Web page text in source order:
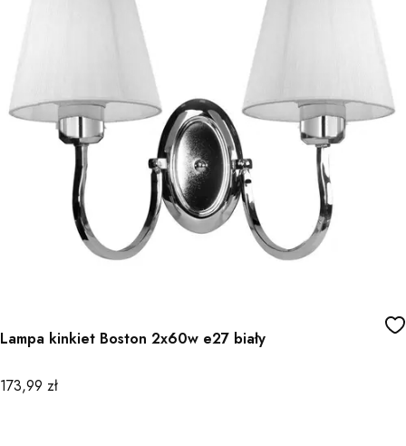
Lampa kinkiet Boston 2x60w e27 biały
Cena
173,99 zł